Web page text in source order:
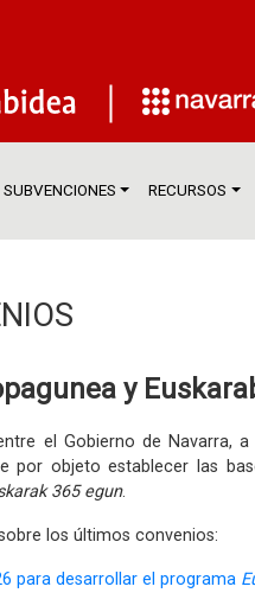
SUBVENCIONES RECURSOS
y
el Gobierno de Navarra,
por objeto establecer las
365 egun.
los últimos convenios:
para desarrollar el programa